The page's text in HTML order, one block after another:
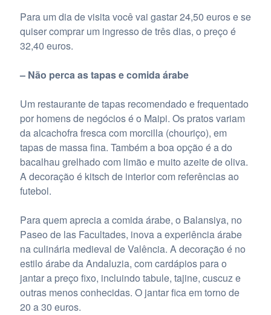
Para um dia de visita você vai gastar 24,50 euros e se
quiser comprar um ingresso de três dias, o preço é
32,40 euros.
– Não perca as tapas e comida árabe
Um restaurante de tapas recomendado e frequentado
por homens de negócios é o Maipi. Os pratos variam
da alcachofra fresca com morcilla (chouriço), em
tapas de massa fina. Também a boa opção é a do
bacalhau grelhado com limão e muito azeite de oliva.
A decoração é kitsch de interior com referências ao
futebol.
Para quem aprecia a comida árabe, o Balansiya, no
Paseo de las Facultades, inova a experiência árabe
na culinária medieval de Valência. A decoração é no
estilo árabe da Andaluzia, com cardápios para o
jantar a preço fixo, incluindo tabule, tajine, cuscuz e
outras menos conhecidas. O jantar fica em torno de
20 a 30 euros.